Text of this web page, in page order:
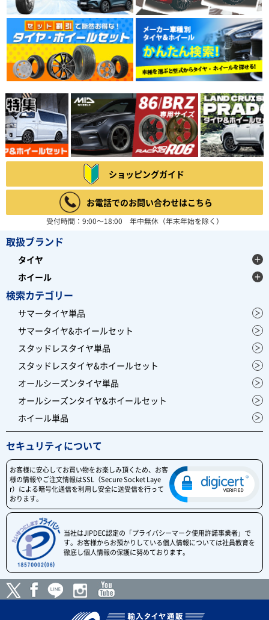
ショッピングガイド
お電話でのお問い合わせはこちら
受付時間：9:00～18:00 年中無休（年末年始を除く）
取扱ブランド
タイヤ
ホイール
検索カテゴリー
サマータイヤ単品
サマータイヤ&ホイールセット
スタッドレスタイヤ単品
スタッドレスタイヤ&ホイールセット
オールシーズンタイヤ単品
オールシーズンタイヤ&ホイールセット
ホイール単品
セキュリティについて
お客様に安心してお買い物をお楽しみ頂くため、お客
様の情報やご注文情報はSSL（Secure Socket Laye
r）による暗号化通信を利用し安全に送受信を行って
おります。
当社はJIPDEC認定の「プライバシーマーク使用許諾事業者」で
す。お客様からお預かりしている個人情報については社員教育を
徹底し個人情報の保護に努めております。